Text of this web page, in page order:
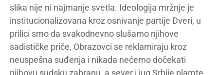
slika nije ni najmanje svetla. Ideologija mržnje je
institucionalizovana kroz osnivanje partije Dveri, u
prilici smo da svakodnevno slušamo njihove
sadističke priče, Obrazovci se reklamiraju kroz
neuspešna suđenja i nikada nećemo dočekati
njihovu sudsku zabranu, a sever i jug Srbije plamte